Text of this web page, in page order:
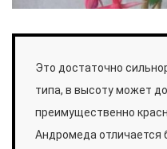
Это достаточно
типа, в высоту может
преимущественно
Андромеда отличается